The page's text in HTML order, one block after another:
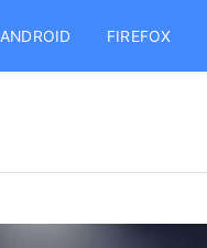
ANDROID FIREFOX